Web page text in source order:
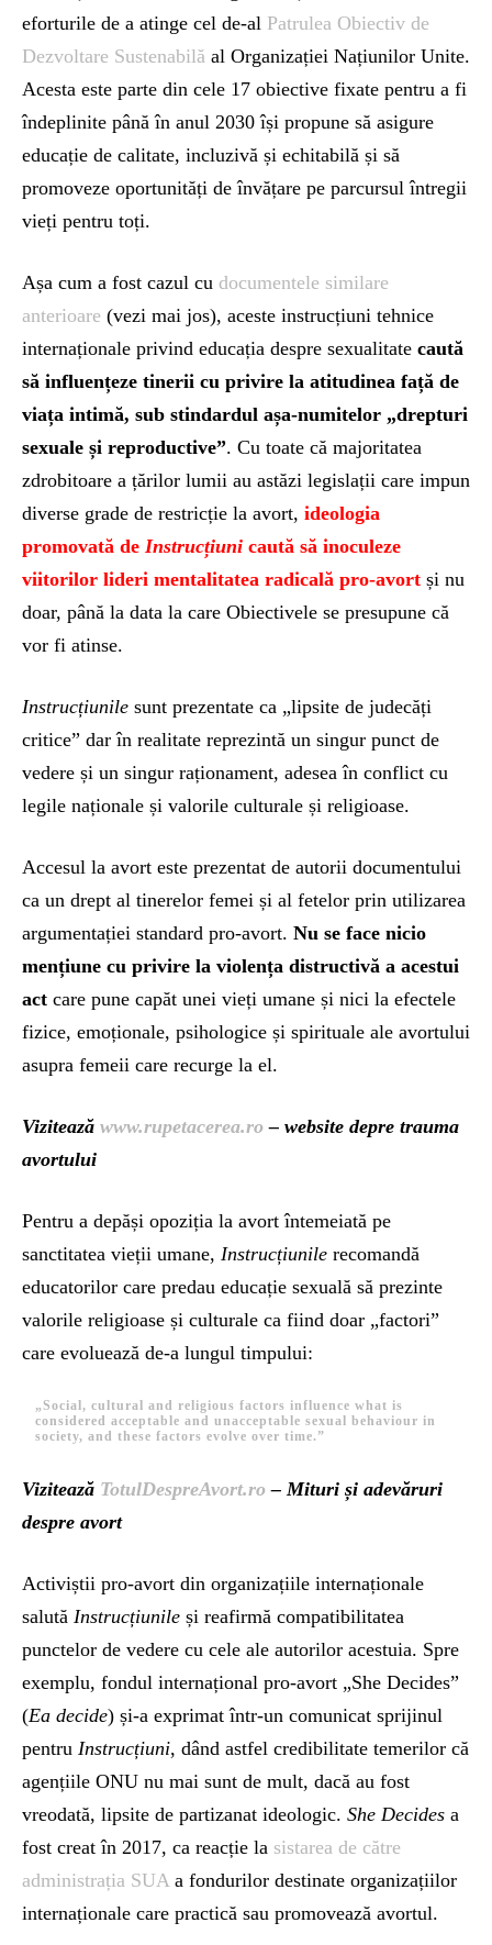
eforturile de a atinge cel de-al Patrulea Obiectiv de
Dezvoltare Sustenabilă al Organizației Națiunilor Unite.
Acesta este parte din cele 17 obiective fixate pentru a fi
îndeplinite până în anul 2030 își propune să asigure
educație de calitate, incluzivă și echitabilă și să
promoveze oportunități de învățare pe parcursul întregii
vieți pentru toți.
Așa cum a fost cazul cu documentele similare
anterioare (vezi mai jos), aceste instrucțiuni tehnice
internaționale privind educația despre sexualitate caută
să influențeze tinerii cu privire la atitudinea față de
viața intimă, sub stindardul așa-numitelor „drepturi
sexuale și reproductive”. Cu toate că majoritatea
zdrobitoare a țărilor lumii au astăzi legislații care impun
diverse grade de restricție la avort, ideologia
promovată de Instrucțiuni caută să inoculeze
viitorilor lideri mentalitatea radicală pro-avort și nu
doar, până la data la care Obiectivele se presupune că
vor fi atinse.
Instrucțiunile sunt prezentate ca „lipsite de judecăți
critice” dar în realitate reprezintă un singur punct de
vedere și un singur raționament, adesea în conflict cu
legile naționale și valorile culturale și religioase.
Accesul la avort este prezentat de autorii documentului
ca un drept al tinerelor femei și al fetelor prin utilizarea
argumentației standard pro-avort. Nu se face nicio
mențiune cu privire la violența distructivă a acestui
act care pune capăt unei vieți umane și nici la efectele
fizice, emoționale, psihologice și spirituale ale avortului
asupra femeii care recurge la el.
Vizitează www.rupetacerea.ro – website depre trauma
avortului
Pentru a depăși opoziția la avort întemeiată pe
sanctitatea vieții umane, Instrucțiunile recomandă
educatorilor care predau educație sexuală să prezinte
valorile religioase și culturale ca fiind doar „factori”
care evoluează de-a lungul timpului:
„Social, cultural and religious factors influence what is
considered acceptable and unacceptable sexual behaviour in
society, and these factors evolve over time.”
Vizitează TotulDespreAvort.ro – Mituri și adevăruri
despre avort
Activiștii pro-avort din organizațiile internaționale
salută Instrucțiunile și reafirmă compatibilitatea
punctelor de vedere cu cele ale autorilor acestuia. Spre
exemplu, fondul internațional pro-avort „She Decides”
(Ea decide) și-a exprimat într-un comunicat sprijinul
pentru Instrucțiuni, dând astfel credibilitate temerilor că
agențiile ONU nu mai sunt de mult, dacă au fost
vreodată, lipsite de partizanat ideologic. She Decides a
fost creat în 2017, ca reacție la sistarea de către
administrația SUA a fondurilor destinate organizațiilor
internaționale care practică sau promovează avortul.